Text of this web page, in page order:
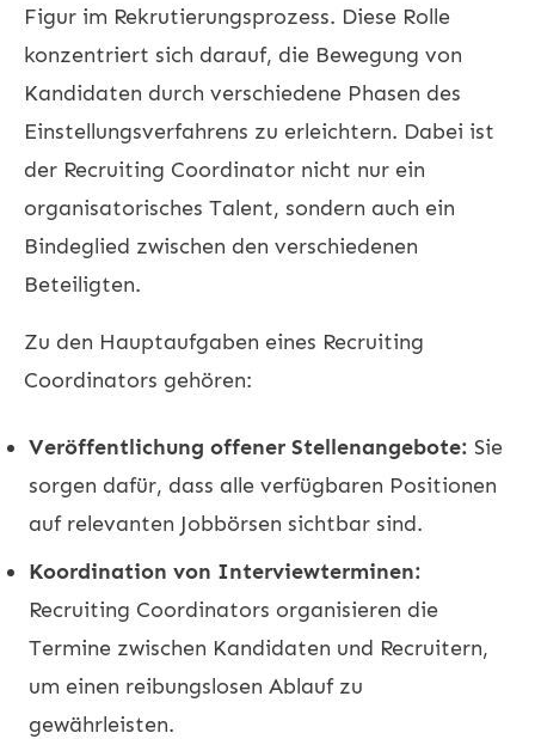
Figur im Rekrutierungsprozess. Diese Rolle
konzentriert sich darauf, die Bewegung von
Kandidaten durch verschiedene Phasen des
Einstellungsverfahrens zu erleichtern. Dabei ist
der Recruiting Coordinator nicht nur ein
organisatorisches Talent, sondern auch ein
Bindeglied zwischen den verschiedenen
Beteiligten.
Zu den Hauptaufgaben eines Recruiting
Coordinators gehören:
Veröffentlichung offener Stellenangebote: Sie
sorgen dafür, dass alle verfügbaren Positionen
auf relevanten Jobbörsen sichtbar sind.
Koordination von Interviewterminen:
Recruiting Coordinators organisieren die
Termine zwischen Kandidaten und Recruitern,
um einen reibungslosen Ablauf zu
gewährleisten.